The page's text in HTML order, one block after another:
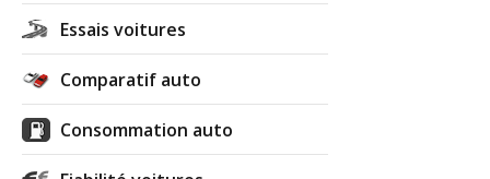
Essais voitures
Comparatif auto
Consommation auto